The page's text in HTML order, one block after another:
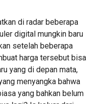
di radar beberapa
digital mungkin baru
setelah beberapa
harga tersebut bisa
yang di depan mata,
menyangka bahwa
yang bahkan belum